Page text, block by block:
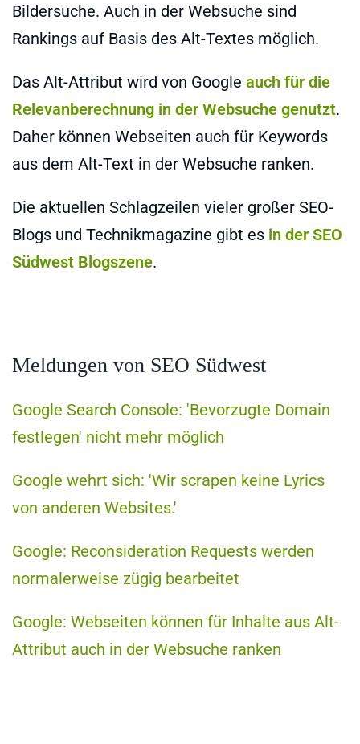
Bildersuche. Auch in der Websuche sind
Rankings auf Basis des Alt-Textes möglich.
Das Alt-Attribut wird von Google auch für die
Relevanberechnung in der Websuche genutzt.
Daher können Webseiten auch für Keywords
aus dem Alt-Text in der Websuche ranken.
Die aktuellen Schlagzeilen vieler großer SEO-
Blogs und Technikmagazine gibt es in der SEO
Südwest Blogszene.
Meldungen von SEO Südwest
Google Search Console: 'Bevorzugte Domain
festlegen' nicht mehr möglich
Google wehrt sich: 'Wir scrapen keine Lyrics
von anderen Websites.'
Google: Reconsideration Requests werden
normalerweise zügig bearbeitet
Google: Webseiten können für Inhalte aus Alt-
Attribut auch in der Websuche ranken